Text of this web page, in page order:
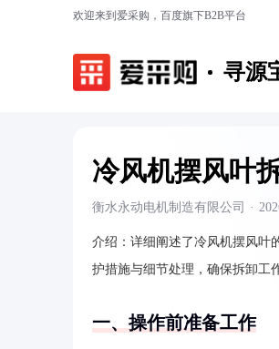
欢迎来到爱采购，百度旗下B2B平台
寻源
冷风机摆风叶
衡水永动电机制造有限公司 ·
介绍： 详细阐述了冷风机摆风叶
护措施与细节处理，确保拆卸工
一、操作前准备工作